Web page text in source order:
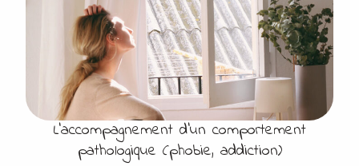
L’accompagnement d’un comportement
pathologique (phobie, addiction)